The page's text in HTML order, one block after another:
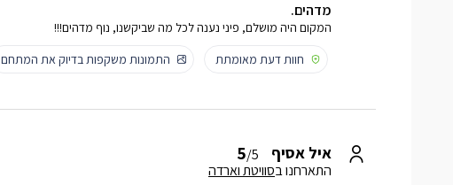
מדהים.
המקום היה מושלם, פיני נענה לכל מה שביקשנו, נוף מדהים!!!
חוות דעת מאומתת
התמונות משקפות בדיוק את המתחם
איל אסיף 5/5
התארחנו בסוויטת וארדה